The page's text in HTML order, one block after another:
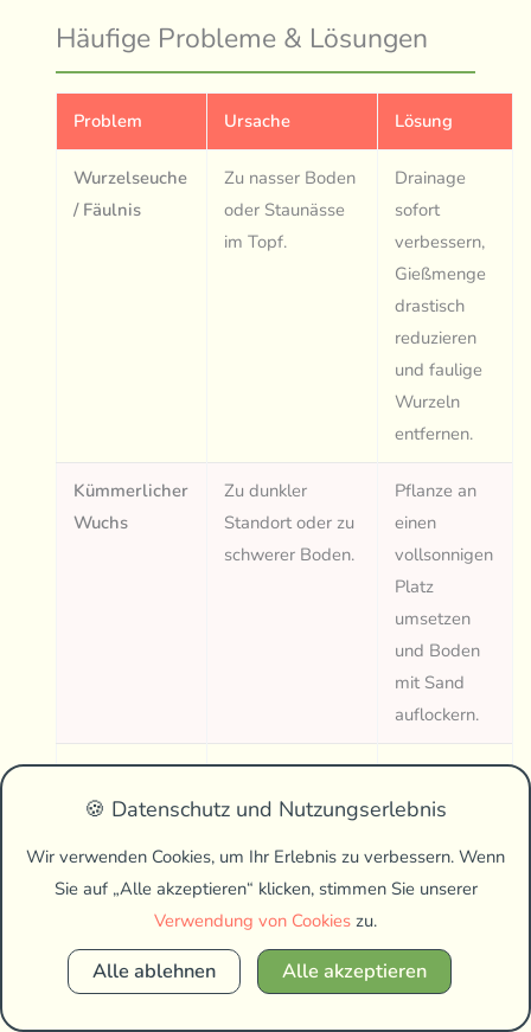
🍪 Datenschutz und Nutzungserlebnis
Wir verwenden Cookies, um Ihr Erlebnis zu verbessern. Wenn
Sie auf „Alle akzeptieren“ klicken, stimmen Sie unserer
Verwendung von Cookies zu.
Alle ablehnen Alle akzeptieren
Häufige Probleme & Lösungen
Problem Ursache Lösung
Wurzelseuche
/ Fäulnis
Zu nasser Boden
oder Staunässe
im Topf.
Drainage
sofort
verbessern,
Gießmenge
drastisch
reduzieren
und faulige
Wurzeln
entfernen.
Kümmerlicher
Wuchs
Zu dunkler
Standort oder zu
schwerer Boden.
Pflanze an
einen
vollsonnigen
Platz
umsetzen
und Boden
mit Sand
auflockern.
Mehltau auf
den Blättern
Zu hohe
Luftfeuchtigkeit
Belüftung.
Befallene
Pflanzenteile
und einen
luftigeren
wählen.